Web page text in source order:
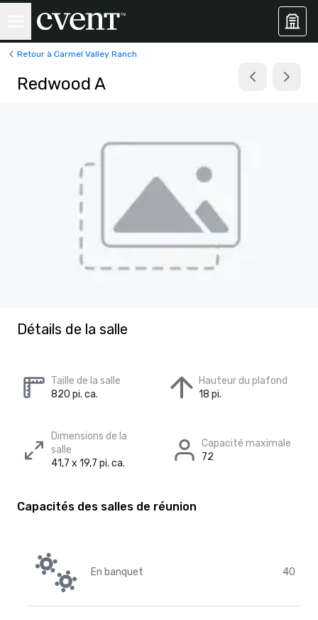
Retour à Carmel Valley Ranch
Redwood A
Détails de la salle
Taille de la salle
820 pi. ca.
Hauteur du plafond
18 pi.
Dimensions de la
salle
41,7 x 19,7 pi. ca.
Capacité maximale
72
Capacités des salles de réunion
En banquet 40